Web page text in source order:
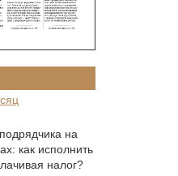
на
как исполнить
налог?